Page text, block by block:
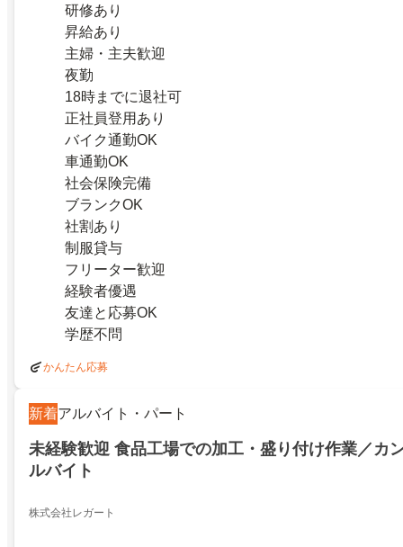
研修あり
昇給あり
主婦・主夫歓迎
夜勤
18時までに退社可
正社員登用あり
バイク通勤OK
車通勤OK
社会保険完備
ブランクOK
社割あり
制服貸与
フリーター歓迎
経験者優遇
友達と応募OK
学歴不問
かんたん応募
新着アルバイト・パート
未経験歓迎 食品工場での加工・盛り付け作業／カ
ルバイト
株式会社レガート